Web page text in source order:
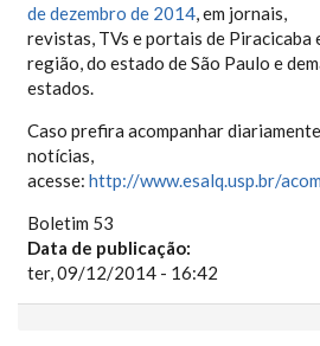
de dezembro de 2014, em jornais,
revistas, TVs e portais de Piracicaba
região, do estado de São Paulo e
estados.
Caso prefira acompanhar
notícias,
acesse: http://www.esalq.usp.br/
Boletim 53
Data de publicação:
ter, 09/12/2014 - 16:42